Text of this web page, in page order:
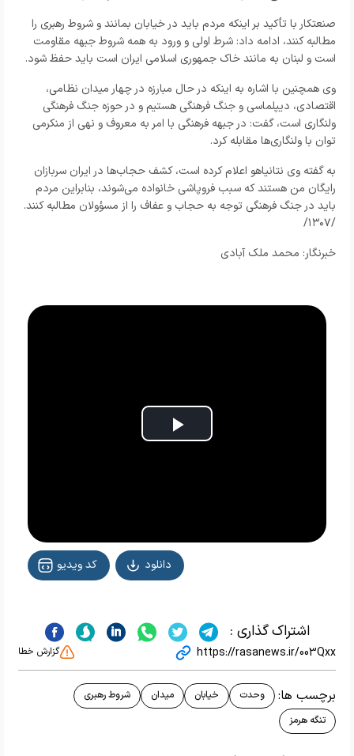
صنعتکار با تأکید بر اینکه مردم باید در خیابان بمانند و شروط رهبری را
مطالبه کنند، ادامه داد: شرط اولی و ورود به همه شروط جبهه مقاومت
است و لبنان به مانند خاک جمهوری اسلامی ایران است باید حفظ شود.
وی همچنین با اشاره به اینکه در حال مبارزه در چهار میدان نظامی،
اقتصادی، دیپلماسی و جنگ فرهنگی هستیم و در حوزه جنگ فرهنگی
ولنگاری است، گفت: در جبهه فرهنگی با امر به معروف و نهی از منکرمی
توان با ولنگاری‌ها مقابله کرد.
به گفته وی نتانیاهو اعلام کرده است، کشف حجاب‌ها در ایران سربازان
رایگان من هستند که سبب فروپاشی خانواده می‌شوند، بنابراین مردم
باید در جنگ فرهنگی توجه به حجاب و عفاف را از مسؤولان مطالبه کنند.
/۱۳۰۷/
خبرنگار: محمد ملک آبادی
Play
کد ویدیو دانلود
اشتراک گذاری :
https://rasanews.ir/003Qxx گزارش خطا
برچسب ها: وحدت خیابان میدان
شروط رهبری
تنگه هرمز